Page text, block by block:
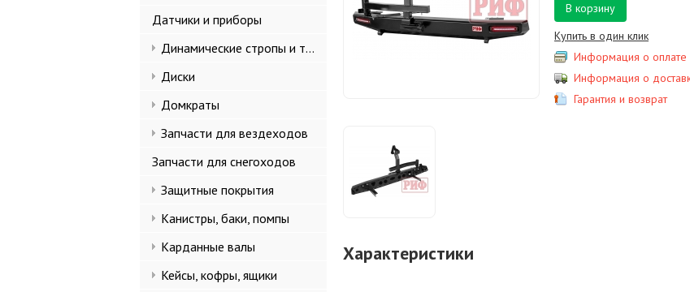
Датчики и приборы
Динамические стропы и такелаж
Диски
Домкраты
Запчасти для вездеходов
Запчасти для снегоходов
Защитные покрытия
Канистры, баки, помпы
Карданные валы
Кейсы, кофры, ящики
В корзину
Купить в один клик
Информация о оплате
Информация о
Гарантия и возврат
Характеристики